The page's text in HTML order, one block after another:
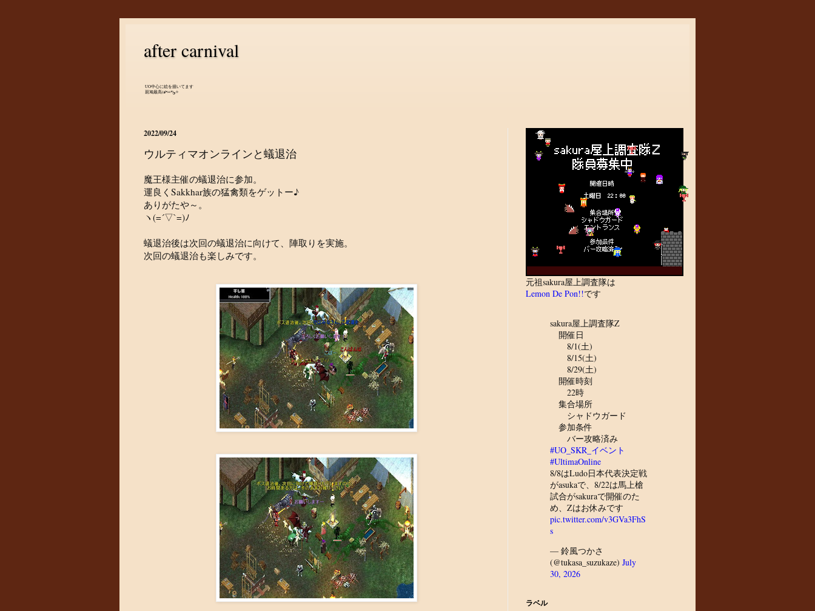
after carnival
UO中心に絵を描いてます
斑鳩最高(๑•̀ㅂ•́)و✧
2022/09/24
ウルティマオンラインと蟻退治
魔王様主催の蟻退治に参加。
運良くSakkhar族の猛禽類をゲットー♪
ありがたや～。
ヽ(=´▽`=)ﾉ
蟻退治後は次回の蟻退治に向けて、陣取りを実施。
次回の蟻退治も楽しみです。
元祖sakura屋上調査隊は
Lemon De Pon!!です
sakura屋上調査隊Z
開催日
8/1(土)
8/15(土)
8/29(土)
開催時刻
22時
集合場所
シャドウガード
参加条件
バー攻略済み
#UO_SKR_イベント
#UltimaOnline
8/8はLudo日本代表決定戦
がasukaで、8/22は馬上槍
試合がsakuraで開催のた
め、Zはお休みです
pic.twitter.com/v3GVa3FhS
s
— 鈴風つかさ
(@tukasa_suzukaze) July
30, 2026
ラベル